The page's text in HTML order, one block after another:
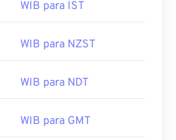
WIB para IST
WIB para NZST
WIB para NDT
WIB para GMT